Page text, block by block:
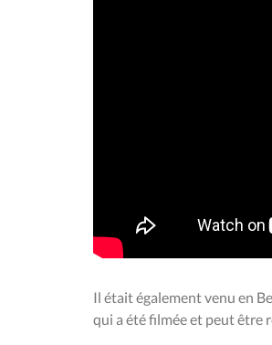
Il était également venu en
qui a été filmée et peut être